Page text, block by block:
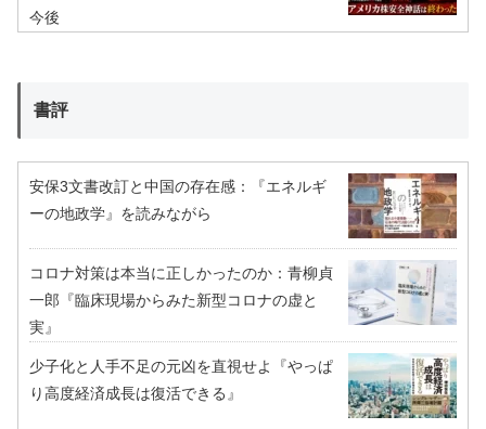
今後
書評
安保3文書改訂と中国の存在感：『エネルギ
ーの地政学』を読みながら
コロナ対策は本当に正しかったのか：青柳貞
一郎『臨床現場からみた新型コロナの虚と
実』
少子化と人手不足の元凶を直視せよ『やっぱ
り高度経済成長は復活できる』